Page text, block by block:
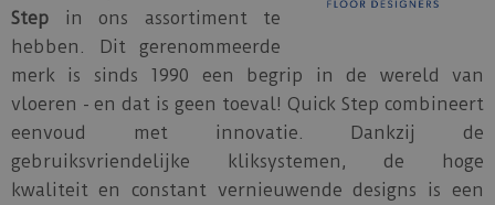
Step in ons assortiment te
hebben. Dit gerenommeerde
merk is sinds 1990 een begrip in de wereld van
vloeren - en dat is geen toeval! Quick Step combineert
eenvoud met innovatie. Dankzij de
gebruiksvriendelijke kliksystemen, de hoge
kwaliteit en constant vernieuwende designs is een